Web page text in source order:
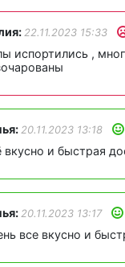
22.11.2023 15:33
испортились ,
20.11.2023 13:18
вкусно и быстрая
20.11.2023 13:17
все вкусно и